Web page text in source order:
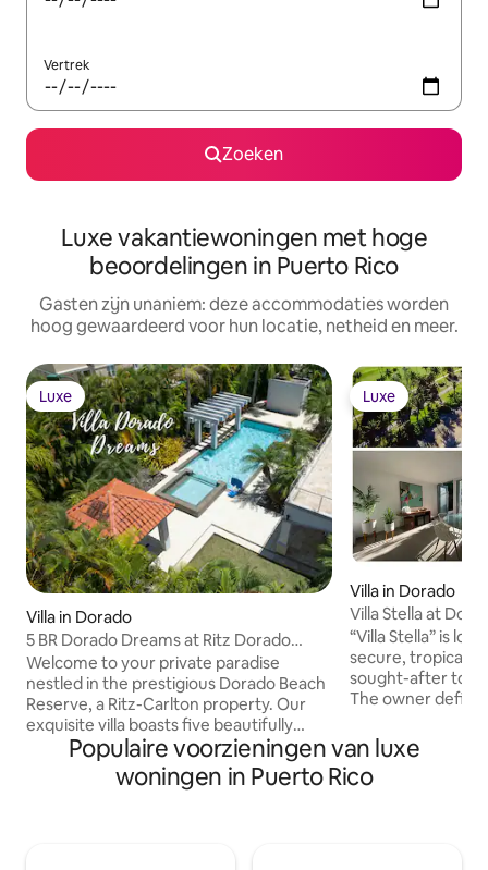
Vertrek
Zoeken
Luxe vakantiewoningen met hoge
beoordelingen in Puerto Rico
Gasten zijn unaniem: deze accommodaties worden
hoog gewaardeerd voor hun locatie, netheid en meer.
Luxe
Luxe
Villa in Dorado
5 BR Dorado Dreams at Ritz Dorado
Beach Resort
Welcome to your private paradise
nestled in the prestigious Dorado Beach
Reserve, a Ritz-Carlton property. Our
exquisite villa boasts five beautifully
appointed bedrooms and five ensuite
bathrooms, comfortably
accommodating up to 10 guests. Each
Luxe
Luxe
Villa in Dorado
Villa Stella at
“Villa Stella” is
secure, tropical
sought-after
The owner
own private plunge pool!
comfortably
modern-chic
Populaire voorzieningen van luxe
woningen in Puerto Rico